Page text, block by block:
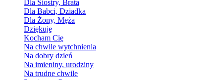
Dla Siostry, Brata
Dla Babci, Dziadka
Dla Żony, Męża
Dziękuję
Kocham Cię
Na chwile wytchnienia
Na dobry dzień
Na imieniny, urodziny
Na trudne chwile